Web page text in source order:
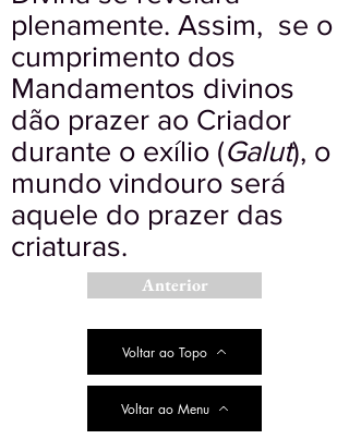
plenamente. Assim, se o
cumprimento dos
Mandamentos divinos
dão prazer ao Criador
durante o exílio (Galut), o
mundo vindouro será
aquele do prazer das
criaturas.
Anterior
Voltar ao Topo
Voltar ao Menu